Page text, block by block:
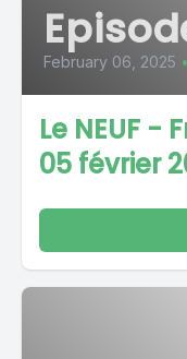
February 06, 2025 •
Le NEUF -
05 février